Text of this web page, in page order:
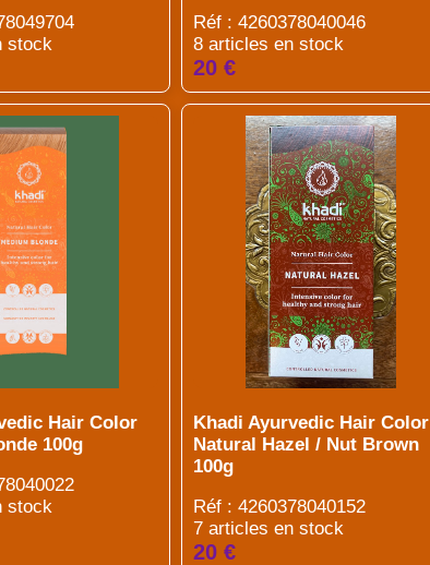
stock
Réf : 4260378040046
8 articles en stock
20 €
Hair Color
100g
stock
Khadi Ayurvedic Hair Color
Natural Hazel / Nut Brown
100g
Réf : 4260378040152
7 articles en stock
20 €